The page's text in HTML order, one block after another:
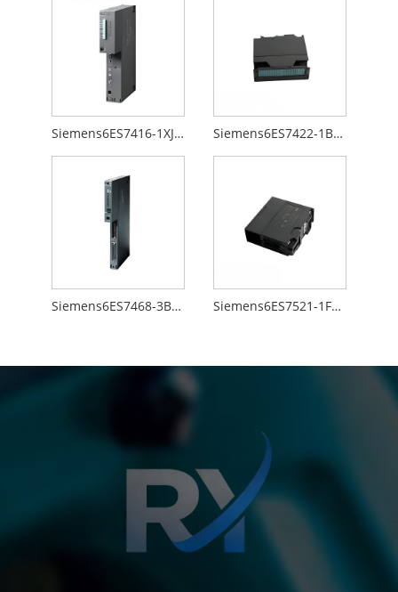
Siemens6ES7416-1XJ01-0AB0 Siemens6ES7422-1BL00-0AA0
Siemens6ES7468-3BB50-0AA0 Siemens6ES7521-1FH00-0AA0